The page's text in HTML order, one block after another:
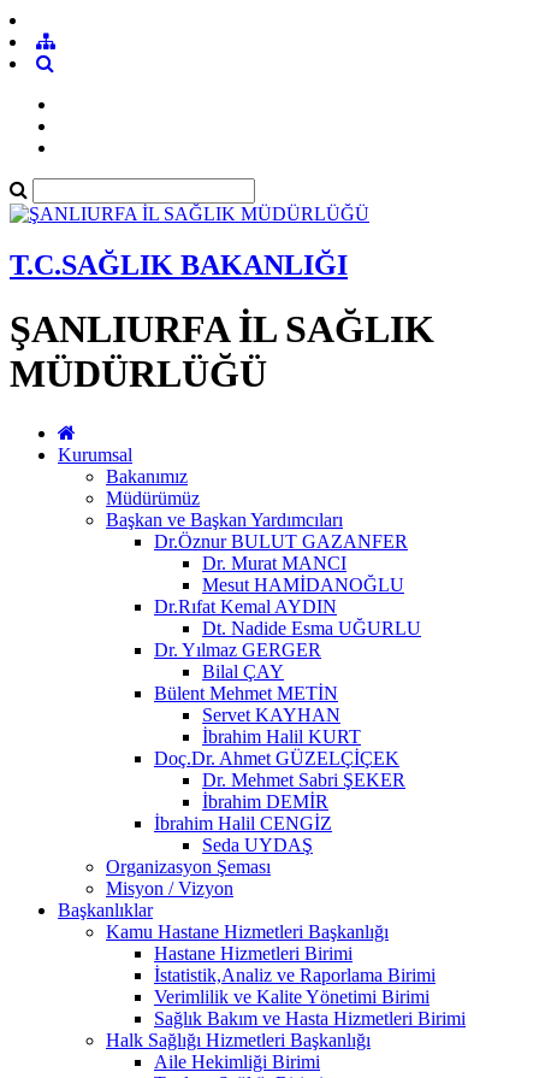
T.C.SAĞLIK BAKANLIĞI
ŞANLIURFA İL SAĞLIK
MÜDÜRLÜĞÜ
Kurumsal
Bakanımız
Müdürümüz
Başkan ve Başkan Yardımcıları
Dr.Öznur BULUT GAZANFER
Dr. Murat MANCI
Mesut HAMİDANOĞLU
Dr.Rıfat Kemal AYDIN
Dt. Nadide Esma UĞURLU
Dr. Yılmaz GERGER
Bilal ÇAY
Bülent Mehmet METİN
Servet KAYHAN
İbrahim Halil KURT
Doç.Dr. Ahmet GÜZELÇİÇEK
Dr. Mehmet Sabri ŞEKER
İbrahim DEMİR
İbrahim Halil CENGİZ
Seda UYDAŞ
Organizasyon Şeması
Misyon / Vizyon
Başkanlıklar
Kamu Hastane Hizmetleri Başkanlığı
Hastane Hizmetleri Birimi
İstatistik,Analiz ve Raporlama Birimi
Verimlilik ve Kalite Yönetimi Birimi
Sağlık Bakım ve Hasta Hizmetleri Birimi
Halk Sağlığı Hizmetleri Başkanlığı
Aile Hekimliği Birimi